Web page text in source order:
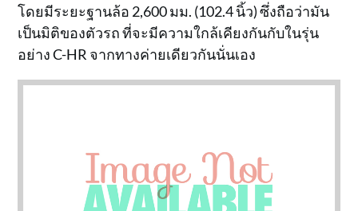
โดยมีระยะฐานล้อ 2,600 มม. (102.4 นิ้ว) ซึ่งถือว่ามัน
เป็นมิติของตัวรถ ที่จะมีความใกล้เคียงกันกับในรุ่น
อย่าง C-HR จากทางค่ายเดียวกันนั่นเอง